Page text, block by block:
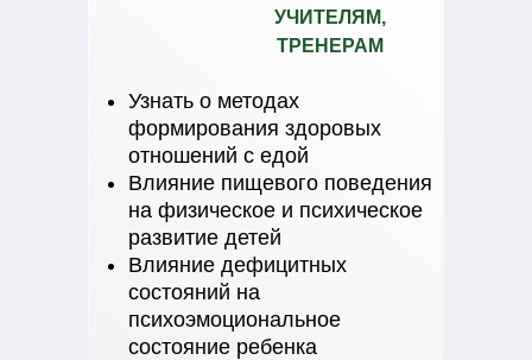
УЧИТЕЛЯМ,
ТРЕНЕРАМ
Узнать о методах
формирования здоровых
отношений с едой
Влияние пищевого поведения
на физическое и психическое
развитие детей
Влияние дефицитных
состояний на
психоэмоциональное
состояние ребенка